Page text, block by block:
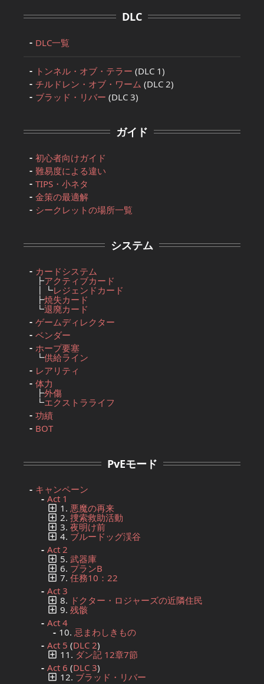
DLC
DLC一覧
トンネル・オブ・テラー (DLC 1)
チルドレン・オブ・ワーム (DLC 2)
ブラッド・リバー (DLC 3)
ガイド
初心者向けガイド
難易度による違い
TIPS・小ネタ
金策の最適解
シークレットの場所一覧
システム
カードシステム
┣アクティブカード
┃┗レジェンドカード
┣焼失カード
┗退廃カード
ゲームディレクター
ベンダー
ホープ要塞
┗供給ライン
レアリティ
体力
┣外傷
┗エクストラライフ
功績
BOT
PvEモード
キャンペーン
Act 1
1. 悪魔の再来
2. 捜索救助活動
3. 夜明け前
4. ブルードッグ渓谷
Act 2
5. 武器庫
6. プランB
7. 任務10：22
Act 3
8. ドクター・ロジャーズの近隣住民
9. 残骸
Act 4
10. 忌まわしきもの
Act 5 (DLC 2)
11. ダン記 12章7節
Act 6 (DLC 3)
12. ブラッド・リバー